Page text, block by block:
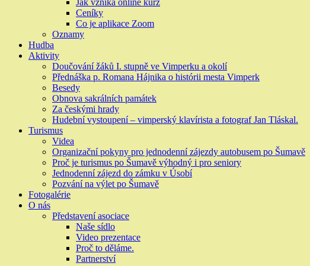
Ceníky
Co je aplikace Zoom
Oznamy
Hudba
Aktivity
Doučování žáků I. stupně ve Vimperku a okolí
Přednáška p. Romana Hájnika o histórii mesta Vimperk
Besedy
Obnova sakrálních památek
Za českými hrady
Hudební vystoupení – vimperský klavírista a fotograf Jan Tláskal.
Turismus
Videa
Organizační pokyny pro jednodenní zájezdy autobusem po Šumavě
Proč je turismus po Šumavě výhodný i pro seniory
Jednodenní zájezd do zámku v Úsobí
Pozvání na výlet po Šumavě
Fotogalérie
O nás
Představení asociace
Naše sídlo
Video prezentace
Proč to děláme.
Partnerství